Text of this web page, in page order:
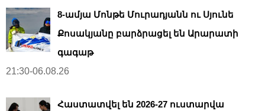
8-ամյա Մոնթե Մուրադյանն ու Սյունե
Քոսակյանը բարձրացել են Արարատի
գագաթ
21:30-06.08.26
Հաստատվել են 2026-27 ուստարվա